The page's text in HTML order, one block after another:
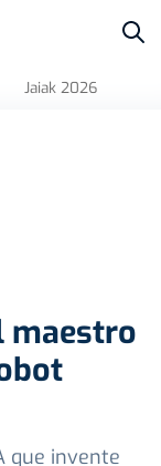
Jaiak 2026
maestro
que invente